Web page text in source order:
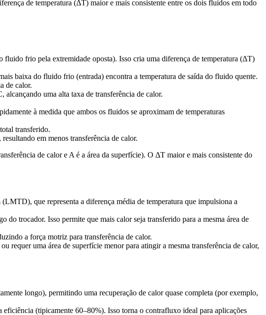
de temperatura (ΔT) maior e mais consistente entre os dois fluidos em todo
frio pela extremidade oposta). Isso cria uma diferença de temperatura (ΔT)
baixa do fluido frio (entrada) encontra a temperatura de saída do fluido quente.
de calor.
uma alta taxa de transferência de calor.
à medida que ambos os fluidos se aproximam de temperaturas
transferido.
em menos transferência de calor.
de calor e A é a área da superfície). O ΔT maior e mais consistente do
que representa a diferença média de temperatura que impulsiona a
trocador. Isso permite que mais calor seja transferido para a mesma área de
a força motriz para transferência de calor.
requer uma área de superfície menor para atingir a mesma transferência de calor,
longo), permitindo uma recuperação de calor quase completa (por exemplo,
(tipicamente 60–80%). Isso torna o contrafluxo ideal para aplicações